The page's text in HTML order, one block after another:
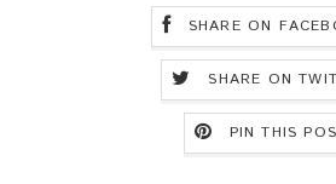
SHARE ON
SHARE ON
PIN THIS